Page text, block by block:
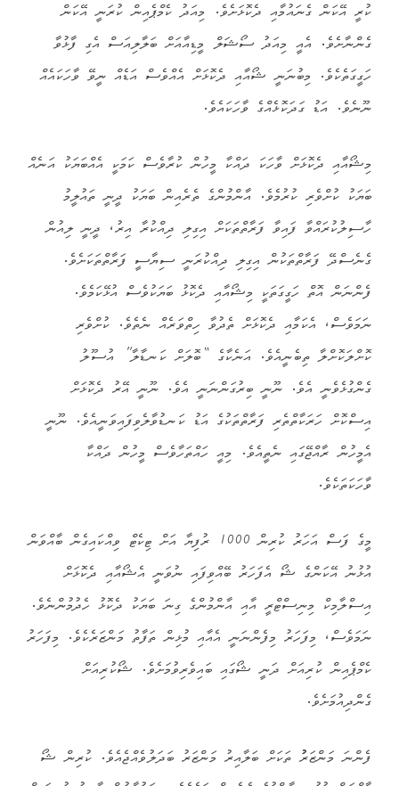
ކުރީ އޭކަން ގެނައުމާއި ދެކޮޅަށެވެ. މިއަދު ކެމްޕެއިން ކުރަނީ އޭކަން
ގެންނާށެވެ. އެއީ މިއަދު ސޯޝަލް މީޑިއާއަށް ބަލާލިއަސް އެގި ފާޅުވާ
ހަގީގަތެކެވެ. މިބުނަނީ ޝޯއާއި ދެކޮޅަށް އެއްވެސް އަޑެއް ނީވޭ ވާހަކައެއް
ނޫނެވެ. އަޑު ގަދަކޮޅެއްގެ ވާހަކައެވެ.
މިޝޯއާއި ދެކޮޅަށް ވާހަކަ ދައްކާ މީހުން ކުރާވެސް ކަމަކީ އެއްބަޔަކު އަނެއް
ބަޔަކު ކުށްވެރި ކުރުމެވެ. އާންމުންގެ ތެރެއިން ބަޔަކު ދީނީ ތައުލީމު
ހާސިލުކުރައްވާ ފައިވާ ފަރާތްތަކަށް އިގިލި ދިއްކުރާ އިރު، ދީނީ ލިއުން
ގެނެސްދޭ ފަރާތްތަކުން އިގިލި ދިއްކުރަނީ ސިޔާސީ ފަރާތްތަކަށެވެ.
ފެންނަން އޮތް ހަގީގަތަކީ މިޝޯއާއި ދެކޮޅު ބަޔަކުވެސް އުޅޭކަމެވެ.
ނަމަވެސް، އެކަމާއި ދެކޮޅަށް ތެދުވާ ހިތްވަރެއް ނެތެވެ. ކުށްވެރި
ކޮށްލަކޮށްލާ ތިބެނީއެވެ. އަނެކާގެ “ބޮލަށް ކަނޑާލާ” އުސޫލު
ގެންގުޅެވެނީ އެވެ. ނޫނީ ބިރުގަންނަނީ އެވެ. ނޫނީ އޭރު ދެކޮޅަށް
އިސްކޮށް ހަރަކާތްތެރި ފަރާތްތަކުގެ އަޑު ކަނޑުވާލެވިފައިވަނީއެވެ. ނޫނީ
އެމީހުން ރާއްޖޭގައި ނެތީއެވެ. މިއީ ހައްތަހާވެސް މީހުން ދައްކާ
ވާހަކަތަކެވެ.
މީގެ ފަސް އަހަރު ކުރިން 1000 ރުފިޔާ އަށް ޓިކެޓް ވިއްކައިގެން ބާއްވަން
އުޅުނު އޭކަންގެ ޝޯ އެފަހަރު ބޭއްވިފައި ނުވަނީ އެޝޯއާއި ދެކޮޅަށް
އިސްލާމިކް މިނިސްޓްރީ އާއި އާންމުންގެ ގިނަ ބަޔަކު ދެކޮޅު ހެދުމުންނެވެ.
ނަމަވެސް، މިފަހަރު މިފެންނަނީ އެއާއި މުޅިން ތަފާތު މަންޒަރެކެވެ. މިފަހަރު
ކެމްޕެއިން ކުރިއަށް ދަނީ ޝޯގައި ބައިވެރިވުމަށެވެ. ޝޯކުރިއަށް
ގެންދިއުމަށެވެ.
ފެންނަ މަންޒަރުު ތަކަށް ބަލާއިރު މަންޒަރު ބަދަލުވެއްޖެއެވެ. ކުރިން ޝޯ